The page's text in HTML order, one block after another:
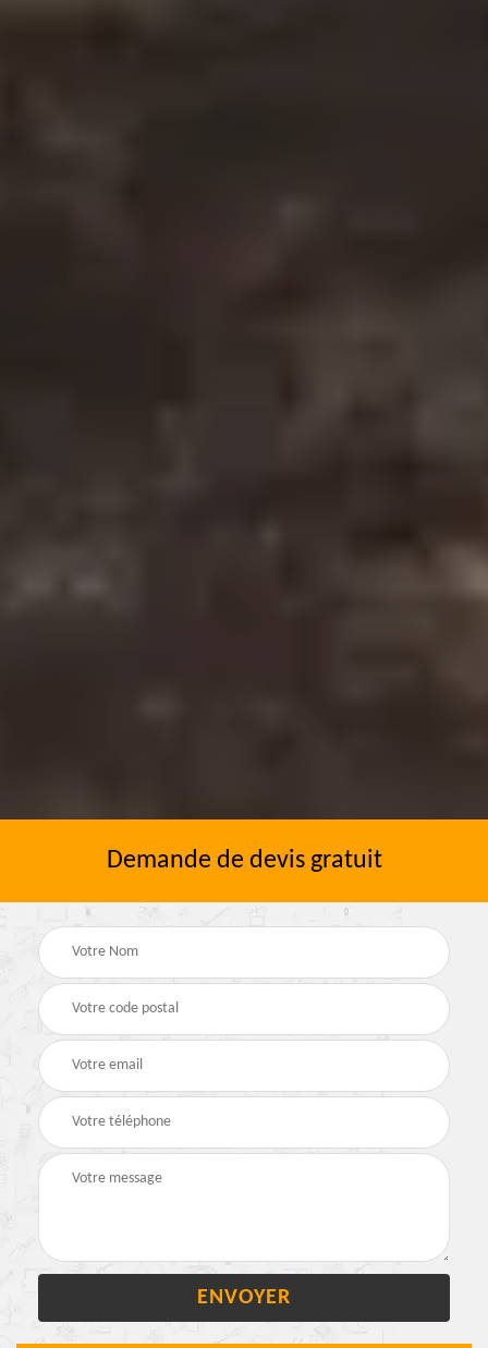
Demande de devis gratuit